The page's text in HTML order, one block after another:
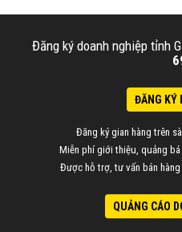
Đăng ký doanh nghiệp tỉnh
ĐĂNG KÝ
Đăng ký gian hàng trên
Miễn phí giới thiệu, quảng bá
Được hỗ trợ, tư vấn bán
QUẢNG CÁO